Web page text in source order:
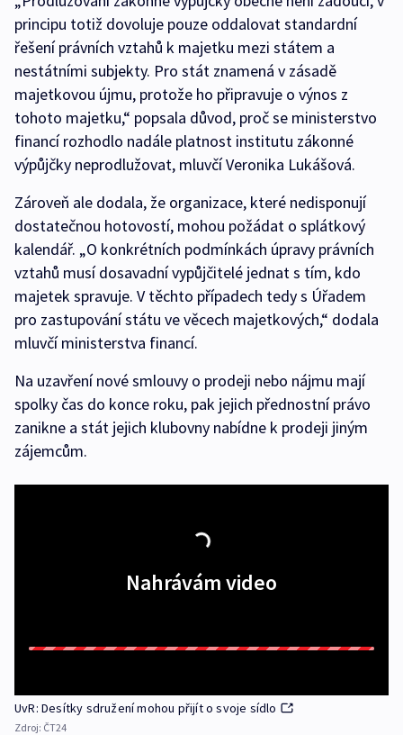
principu totiž dovoluje pouze oddalovat standardní
řešení právních vztahů k majetku mezi státem a
nestátními subjekty. Pro stát znamená v zásadě
majetkovou újmu, protože ho připravuje o výnos z
tohoto majetku,“ popsala důvod, proč se ministerstvo
financí rozhodlo nadále platnost institutu zákonné
výpůjčky neprodlužovat, mluvčí Veronika Lukášová.
Zároveň ale dodala, že organizace, které nedisponují
dostatečnou hotovostí, mohou požádat o splátkový
kalendář. „O konkrétních podmínkách úpravy právních
vztahů musí dosavadní vypůjčitelé jednat s tím, kdo
majetek spravuje. V těchto případech tedy s Úřadem
pro zastupování státu ve věcech majetkových,“ dodala
mluvčí ministerstva financí.
Na uzavření nové smlouvy o prodeji nebo nájmu mají
spolky čas do konce roku, pak jejich přednostní právo
zanikne a stát jejich klubovny nabídne k prodeji jiným
zájemcům.
Nahrávám video
UvR: Desítky sdružení mohou přijít o svoje sídlo
Zdroj: ČT24